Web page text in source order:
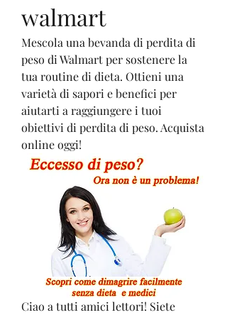
walmart
Mescola una bevanda di perdita di
peso di Walmart per sostenere la
tua routine di dieta. Ottieni una
varietà di sapori e benefici per
aiutarti a raggiungere i tuoi
obiettivi di perdita di peso. Acquista
online oggi!
Ciao a tutti amici lettori! Siete